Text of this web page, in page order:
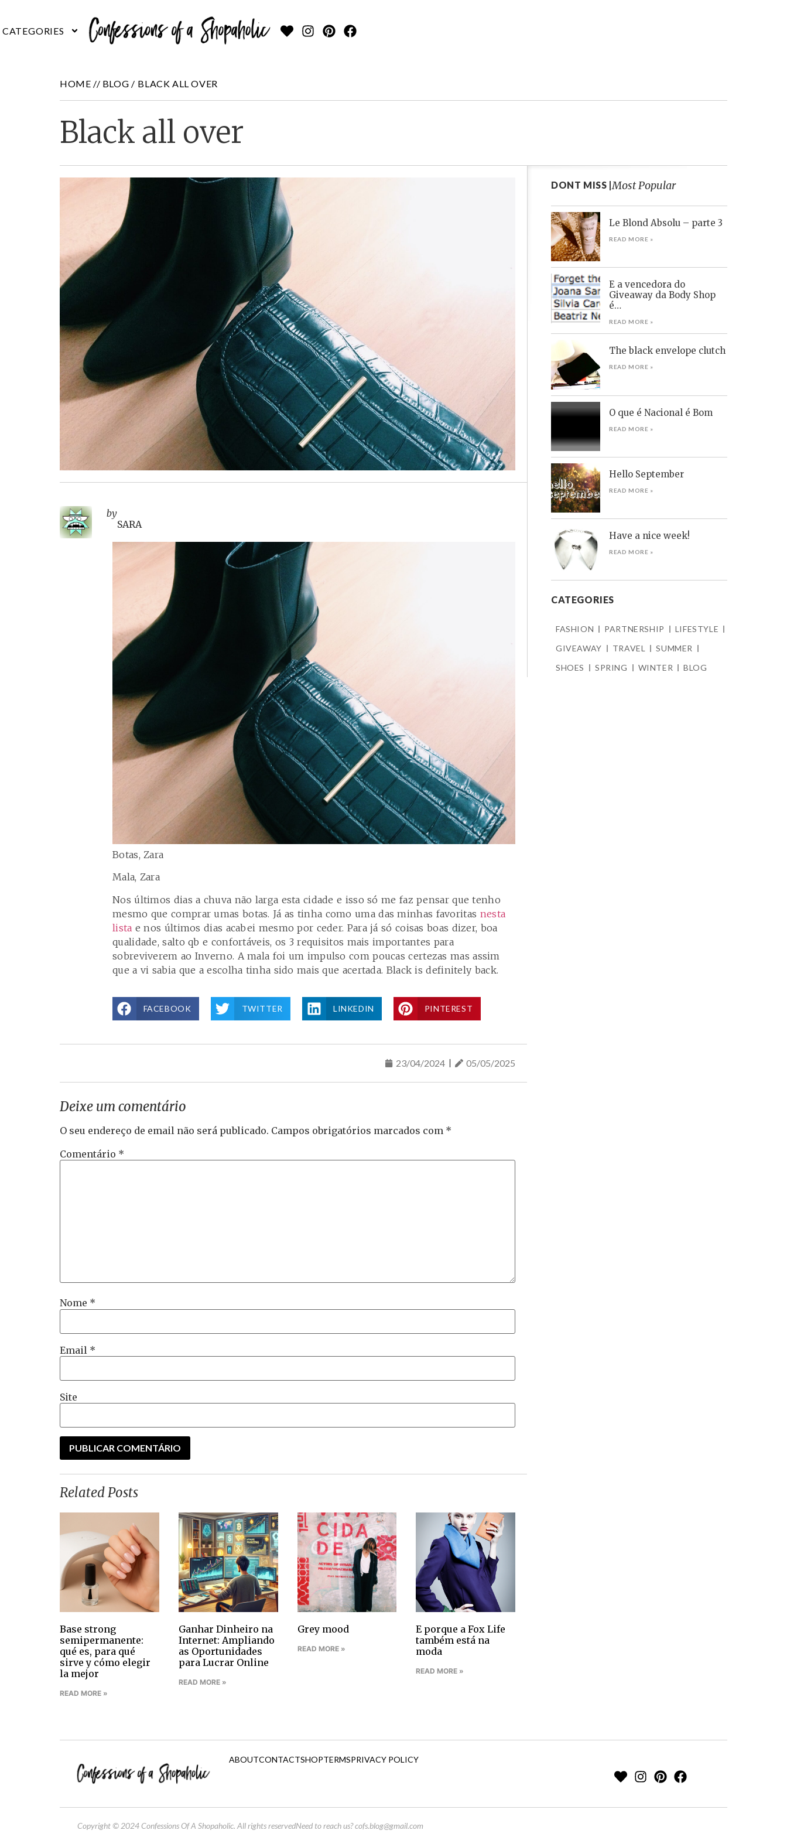
HOME // BLOG / BLACK ALL OVER
Black all over
by
SARA
Botas, Zara
Mala, Zara
Nos últimos dias a chuva não larga esta cidade e isso só me faz pensar que tenho
mesmo que comprar umas botas. Já as tinha como uma das minhas favoritas nesta
lista e nos últimos dias acabei mesmo por ceder. Para já só coisas boas dizer, boa
qualidade, salto qb e confortáveis, os 3 requisitos mais importantes para
sobreviverem ao Inverno. A mala foi um impulso com poucas certezas mas assim
que a vi sabia que a escolha tinha sido mais que acertada. Black is definitely back.
FACEBOOK TWITTER LINKEDIN PINTEREST
23/04/2024 05/05/2025
Deixe um comentário
O seu endereço de email não será publicado. Campos obrigatórios marcados com *
Comentário *
Nome *
Email *
Site
Related Posts
Base strong
semipermanente:
qué es, para qué
sirve y cómo elegir
la mejor
READ MORE »
Ganhar Dinheiro na
Internet: Ampliando
as Oportunidades
para Lucrar Online
READ MORE »
Grey mood
READ MORE »
E porque a Fox Life
também está na
moda
READ MORE »
DONT MISS |Most Popular
Le Blond Absolu – parte 3
READ MORE »
E a vencedora do
Giveaway da Body Shop
é…
READ MORE »
The black envelope clutch
READ MORE »
O que é Nacional é Bom
READ MORE »
Hello September
READ MORE »
Have a nice week!
READ MORE »
CATEGORIES
FASHION PARTNERSHIP
LIFESTYLE
GIVEAWAY
TRAVEL
SUMMER
SHOES
SPRING WINTER BLOG
ABOUTCONTACTSHOPTERMSPRIVACY POLICY
Copyright © 2024 Confessions Of A Shopaholic. All rights reservedNeed to reach us?cofs.blog@gmail.com